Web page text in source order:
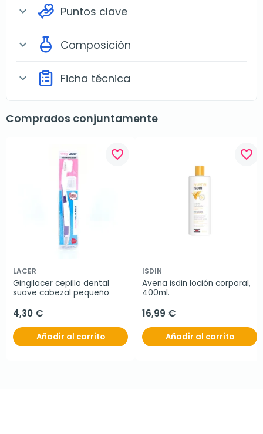
expand_more Puntos clave
expand_more Composición
expand_more Ficha técnica
Comprados conjuntamente
favorite_border
LACER
Gingilacer cepillo dental
suave cabezal pequeño
4,30 €
Añadir al carrito
favorite_border
ISDIN
Avena isdin loción corporal,
400ml.
16,99 €
Añadir al carrito